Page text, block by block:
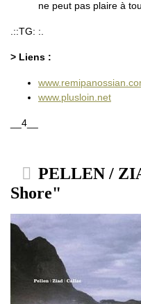
ne peut pas plaire à
.::TG: :.
> Liens :
www.plusloin.net
__4__
PELLEN /
Shore"